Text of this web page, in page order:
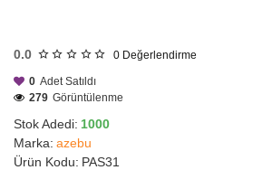
0.0 0 Değerlendirme
Stok Adedi: 1000
Marka: azebu
Ürün Kodu: PAS31
0 Adet Satıldı
279 Görüntülenme